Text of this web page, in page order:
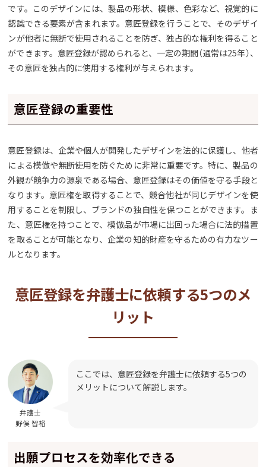
です。このデザインには、製品の形状、模様、色彩など、視覚的に
認識できる要素が含まれます。意匠登録を行うことで、そのデザイ
ンが他者に無断で使用されることを防ぎ、独占的な権利を得ること
ができます。意匠登録が認められると、一定の期間（通常は25年）、
その意匠を独占的に使用する権利が与えられます。
意匠登録の重要性
意匠登録は、企業や個人が開発したデザインを法的に保護し、他者
による模倣や無断使用を防ぐために非常に重要です。特に、製品の
外観が競争力の源泉である場合、意匠登録はその価値を守る手段と
なります。意匠権を取得することで、競合他社が同じデザインを使
用することを制限し、ブランドの独自性を保つことができます。ま
た、意匠権を持つことで、模倣品が市場に出回った場合に法的措置
を取ることが可能となり、企業の知的財産を守るための有力なツー
ルとなります。
意匠登録を弁護士に依頼する5つのメ
リット
弁護士
野俣 智裕
ここでは、意匠登録を弁護士に依頼する5つの
メリットについて解説します。
出願プロセスを効率化できる